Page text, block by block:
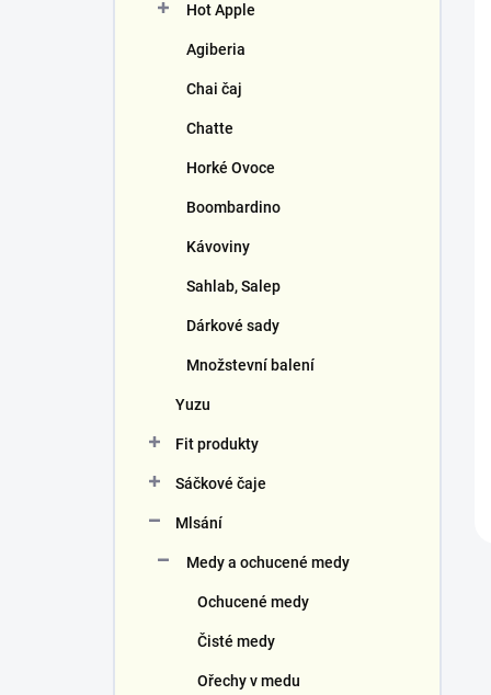
Hot Apple
Agiberia
Chai čaj
Chatte
Horké Ovoce
Boombardino
Kávoviny
Sahlab, Salep
Dárkové sady
Množstevní balení
Yuzu
Fit produkty
Sáčkové čaje
Mlsání
Medy a ochucené medy
Ochucené medy
Čisté medy
Ořechy v medu